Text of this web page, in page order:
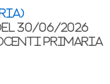
30/06/2026
Primaria